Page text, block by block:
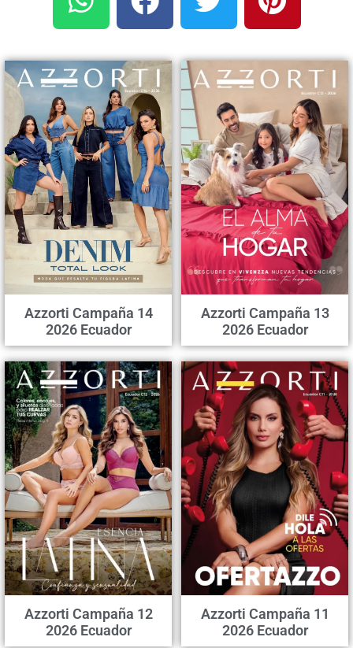
Azzorti Campaña 14
2026 Ecuador
Azzorti Campaña 13
2026 Ecuador
Azzorti Campaña 12
2026 Ecuador
Azzorti Campaña 11
2026 Ecuador